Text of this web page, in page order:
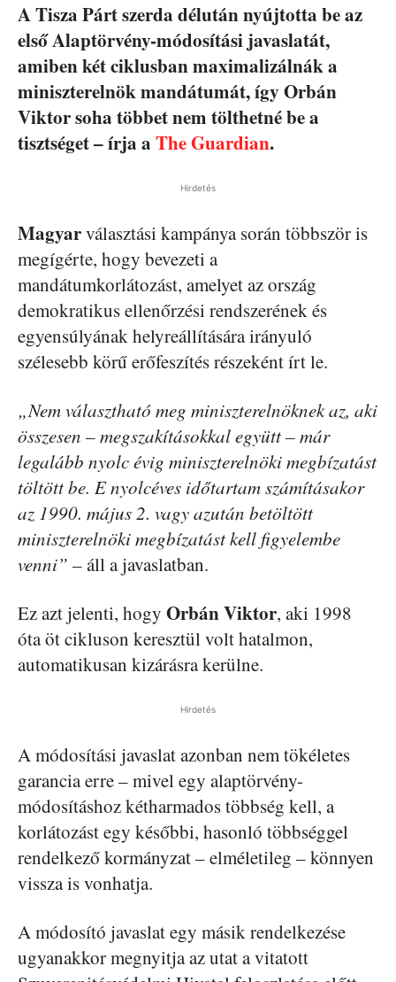
A Tisza Párt szerda délután nyújtotta be az
első Alaptörvény-módosítási javaslatát,
amiben két ciklusban maximalizálnák a
miniszterelnök mandátumát, így Orbán
Viktor soha többet nem tölthetné be a
tisztséget – írja a The Guardian.
Hirdetés
Magyarválasztási kampánya során többször is
megígérte, hogy bevezeti a
mandátumkorlátozást, amelyet az ország
demokratikus ellenőrzési rendszerének és
egyensúlyának helyreállítására irányuló
szélesebb körű erőfeszítés részeként írt le.
„Nem választható meg miniszterelnöknek az, aki
összesen – megszakításokkal együtt – már
legalább nyolc évig miniszterelnöki megbízatást
töltött be. E nyolcéves időtartam számításakor
az 1990. május 2. vagy azután betöltött
miniszterelnöki megbízatást kell figyelembe
venni” – áll a javaslatban.
Ez azt jelenti, hogy OrbánViktor, aki 1998
óta öt cikluson keresztül volt hatalmon,
automatikusan kizárásra kerülne.
Hirdetés
A módosítási javaslat azonban nem tökéletes
garancia erre – mivel egy alaptörvény-
módosításhoz kétharmados többség kell, a
korlátozást egy későbbi, hasonló többséggel
rendelkező kormányzat – elméletileg – könnyen
vissza is vonhatja.
A módosító javaslat egy másik rendelkezése
ugyanakkor megnyitja az utat a vitatott